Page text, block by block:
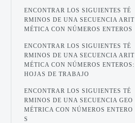
ENCONTRAR LOS SIGUIENTES TÉ
RMINOS DE UNA SECUENCIA ARIT
MÉTICA CON NÚMEROS ENTEROS
ENCONTRAR LOS SIGUIENTES TÉ
RMINOS DE UNA SECUENCIA ARIT
MÉTICA CON NÚMEROS ENTEROS:
HOJAS DE TRABAJO
ENCONTRAR LOS SIGUIENTES TÉ
RMINOS DE UNA SECUENCIA GEO
MÉTRICA CON NÚMEROS ENTERO
S